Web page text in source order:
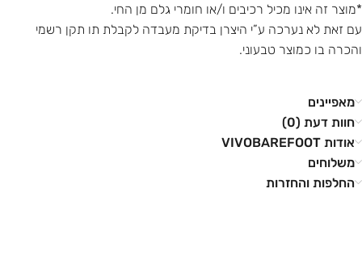
*מוצר זה אינו מכיל רכיבים ו/או חומרי גלם מן החי.
עם זאת לא נערכה ע”י היצרן בדיקת מעבדה לקבלת תו תקן רשמי
והכרה בו כמוצר טבעוני.
מאפיינים
חוות דעת (0)
אודות VIVOBAREFOOT
משלוחים
החלפות והחזרות